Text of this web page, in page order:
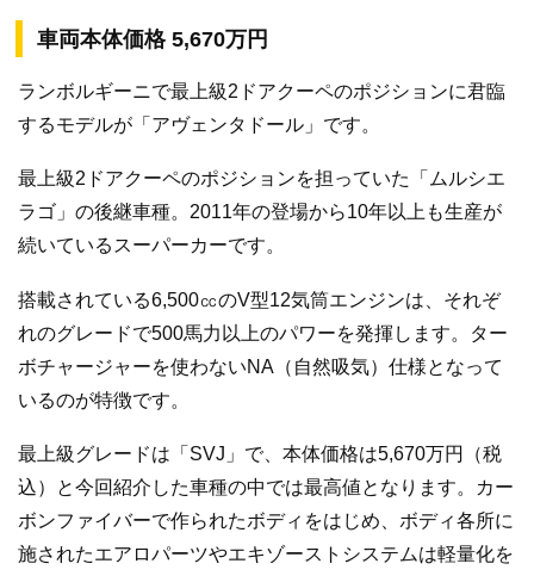
車両本体価格 5,670万円
ランボルギーニで最上級2ドアクーペのポジションに君臨
するモデルが「アヴェンタドール」です。
最上級2ドアクーペのポジションを担っていた「ムルシエ
ラゴ」の後継車種。2011年の登場から10年以上も生産が
続いているスーパーカーです。
搭載されている6,500㏄のV型12気筒エンジンは、それぞ
れのグレードで500馬力以上のパワーを発揮します。ター
ボチャージャーを使わないNA（自然吸気）仕様となって
いるのが特徴です。
最上級グレードは「SVJ」で、本体価格は5,670万円（税
込）と今回紹介した車種の中では最高値となります。カー
ボンファイバーで作られたボディをはじめ、ボディ各所に
施されたエアロパーツやエキゾーストシステムは軽量化を